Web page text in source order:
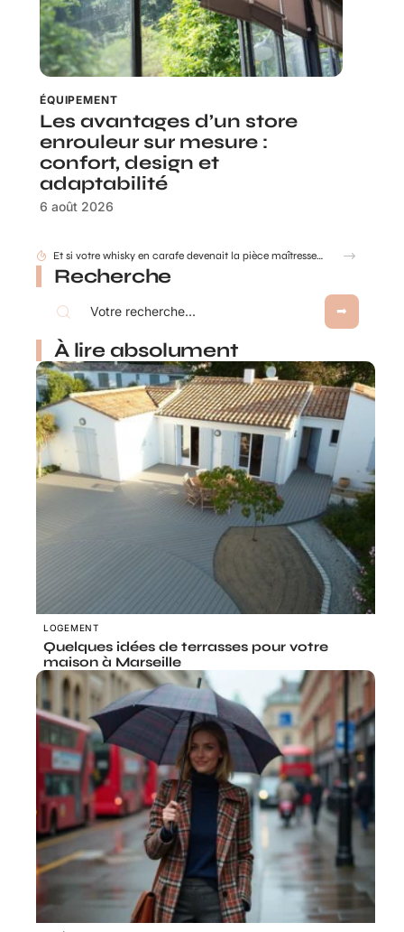
ÉQUIPEMENT
Les avantages d’un store
enrouleur sur mesure :
confort, design et
adaptabilité
6 août 2026
Recherche
À lire absolument
LOGEMENT
Quelques idées de terrasses pour votre
maison à Marseille